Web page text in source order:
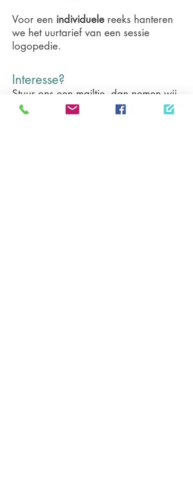
Voor een individuele reeks hanteren
we het uurtarief van een sessie
logopedie.
Interesse?
Stuur ons een mailtje, dan nemen wij
contact op zodra een nieuwe reeks